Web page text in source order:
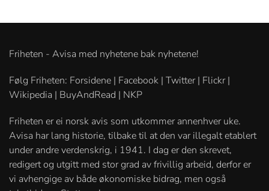
Friheten - Avisa med nyhetene bak nyhetene!
Følg Friheten: Forsidene | Facebook | Twitter | Flickr |
Wikipedia | BuyAndRead | NKP
Friheten er ei norsk avis som utkommer annenhver uke.
Avisa har lang historie, tilbake til at den var illegalt etablert
under andre verdenskrig, i 1941. I dag er den skrevet,
redigert og utgitt med stor grad av frivillig arbeid, derfor er
vi avhengige av både økonomiske bidrag, men også